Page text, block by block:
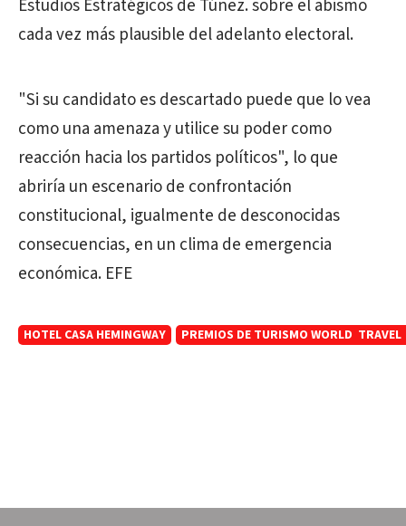
Estudios Estratégicos de Túnez. sobre el abismo
cada vez más plausible del adelanto electoral.
"Si su candidato es descartado puede que lo vea
como una amenaza y utilice su poder como
reacción hacia los partidos políticos", lo que
abriría un escenario de confrontación
constitucional, igualmente de desconocidas
consecuencias, en un clima de emergencia
económica. EFE
HOTEL CASA HEMINGWAY PREMIOS DE TURISMO WORLD